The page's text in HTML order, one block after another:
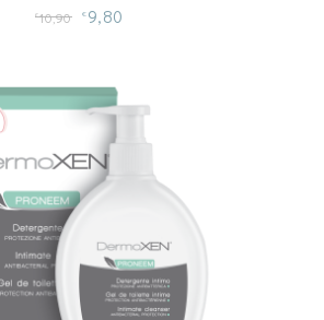
€10,90 € 9,80